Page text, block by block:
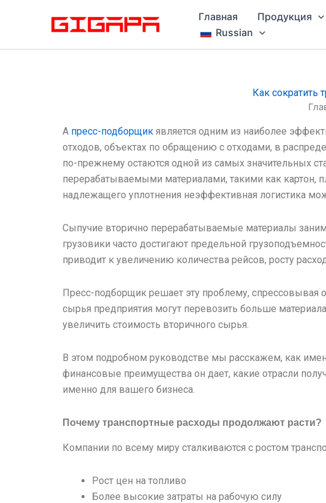
Главная Продукция
Russian
Как сократить
A пресс-подборщик является одним из наиболее
отходов, объектах по обращению с отходами, в
по-прежнему остаются одной из самых значительных
перерабатываемыми материалами, такими как
надлежащего уплотнения неэффективная логистика
Сыпучие вторично перерабатываемые материалы
грузовики часто достигают предельной
приводит к увеличению количества рейсов, росту
Пресс-подборщик решает эту проблему,
сырья предприятия могут перевозить больше
увеличить стоимость вторичного сырья.
В этом подробном руководстве мы расскажем, как
финансовые преимущества он дает, какие отрасли
именно для вашего бизнеса.
Почему транспортные расходы продолжают расти?
Компании по всему миру сталкиваются с ростом
Рост цен на топливо
Более высокие затраты на рабочую силу